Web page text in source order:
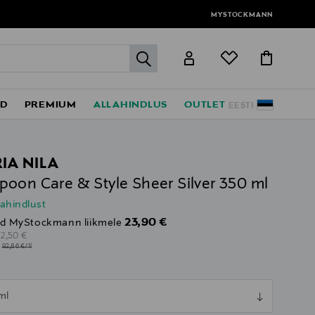
MYSTOCKMANN
label.header.go
EESTI
PREMIUM ALLAHINDLUS OUTLET
NILA
Care & Style Sheer Silver 350 ml
MyStockmann liikmele Discounted Price
23,90 €
Price
€
92,86 €/1l
null